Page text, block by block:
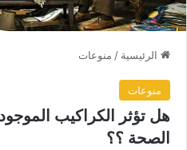
الرئيسية / منوعات
منوعات
هل تؤثر الكراكيب
الصحة ؟؟